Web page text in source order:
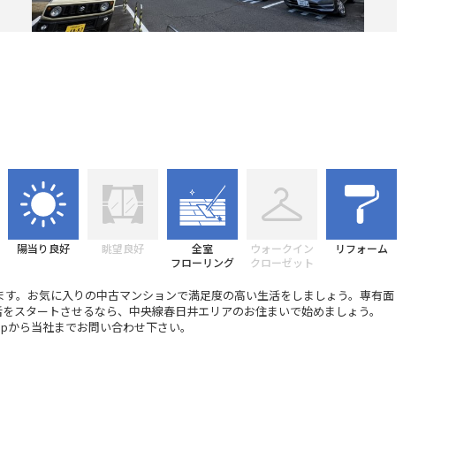
陽当り良好 眺望良好
全室
フローリング
ウォークイン
クローゼット
リフォーム
。お気に入りの中古マンションで満足度の高い生活をしましょう。専有面
スタートさせるなら、中央線春日井エリアのお住まいで始めましょう。
ら当社までお問い合わせ下さい。